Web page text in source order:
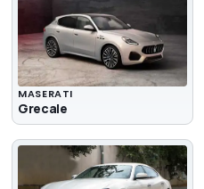
MASERATI
Grecale